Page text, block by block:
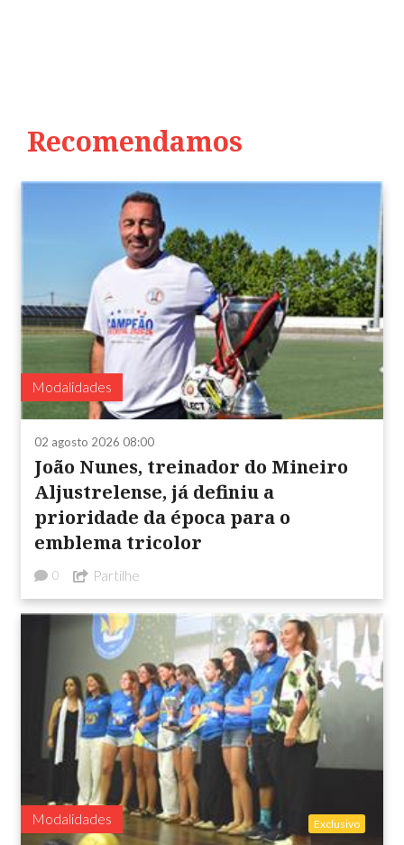
Recomendamos
Modalidades
02 agosto 2026 08:00
João Nunes, treinador do Mineiro
Aljustrelense, já definiu a
prioridade da época para o
emblema tricolor
0 Partilhe
Modalidades Exclusivo